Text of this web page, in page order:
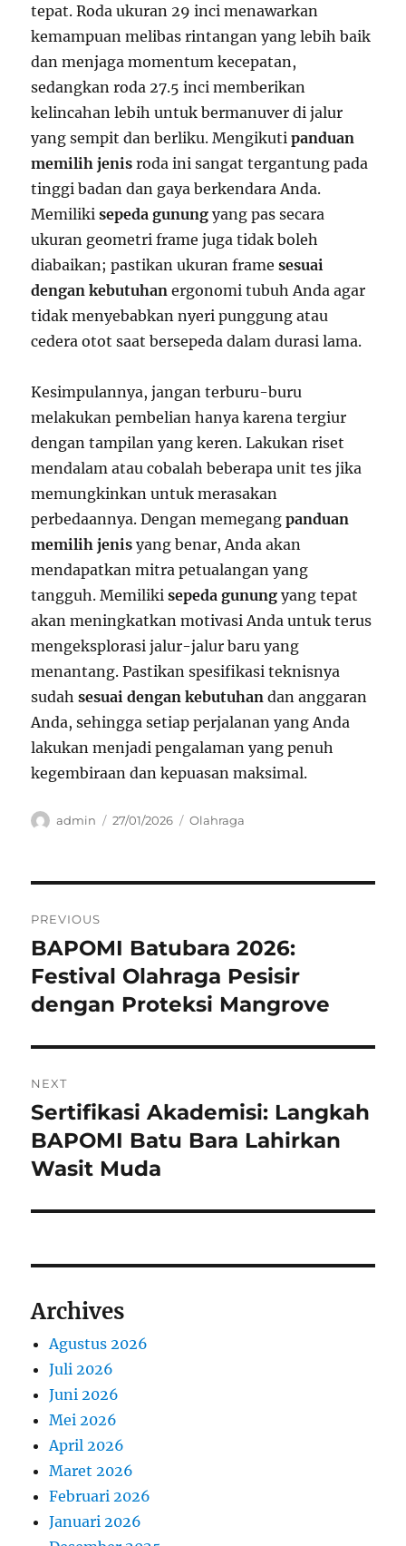
tepat. Roda ukuran 29 inci menawarkan
kemampuan melibas rintangan yang lebih baik
dan menjaga momentum kecepatan,
sedangkan roda 27.5 inci memberikan
kelincahan lebih untuk bermanuver di jalur
yang sempit dan berliku. Mengikutipanduan
memilih jenis roda ini sangat tergantung pada
tinggi badan dan gaya berkendara Anda.
Memilikisepeda gunung yang pas secara
ukuran geometri frame juga tidak boleh
diabaikan; pastikan ukuran framesesuai
dengan kebutuhan ergonomi tubuh Anda agar
tidak menyebabkan nyeri punggung atau
cedera otot saat bersepeda dalam durasi lama.
Kesimpulannya, jangan terburu-buru
melakukan pembelian hanya karena tergiur
dengan tampilan yang keren. Lakukan riset
mendalam atau cobalah beberapa unit tes jika
memungkinkan untuk merasakan
perbedaannya. Dengan memegangpanduan
memilih jenis yang benar, Anda akan
mendapatkan mitra petualangan yang
tangguh. Memilikisepeda gunung yang tepat
akan meningkatkan motivasi Anda untuk terus
mengeksplorasi jalur-jalur baru yang
menantang. Pastikan spesifikasi teknisnya
sudahsesuai dengan kebutuhan dan anggaran
Anda, sehingga setiap perjalanan yang Anda
lakukan menjadi pengalaman yang penuh
kegembiraan dan kepuasan maksimal.
Author
admin
Posted
27/01/2026 Categories
Olahraga
pos
PREVIOUS
Previous
post:
BAPOMI Batubara 2026:
Festival Olahraga Pesisir
dengan Proteksi Mangrove
NEXT
Next
post:
Sertifikasi Akademisi: Langkah
BAPOMI Batu Bara Lahirkan
Wasit Muda
Archives
Agustus 2026
Juli 2026
Juni 2026
Mei 2026
April 2026
Maret 2026
Februari 2026
Januari 2026